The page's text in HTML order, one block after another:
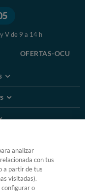
V de 9 a 14 h
OFERTAS-OCU
de OCU
analizar
con tus
a partir de tus
visitadas).
configurar o